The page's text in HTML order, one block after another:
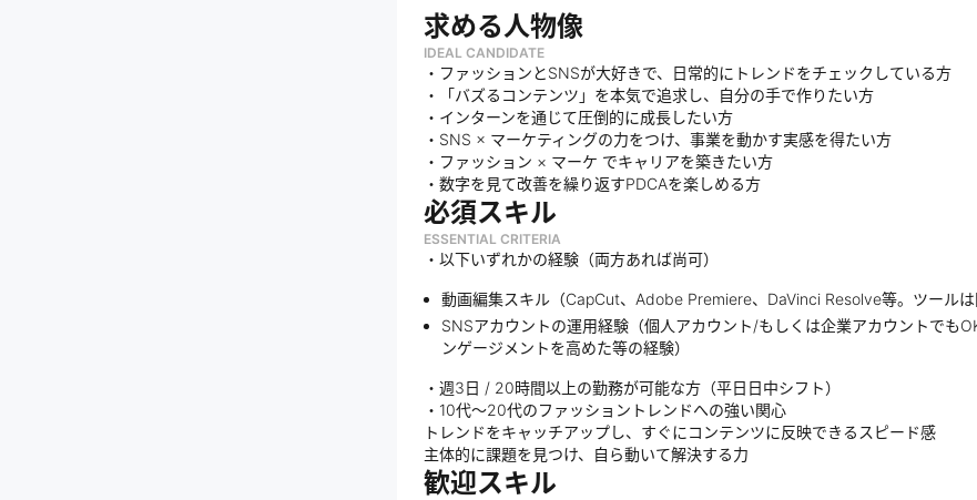
求める人物像
IDEAL CANDIDATE
・ファッションとSNSが大好きで、日常的にトレンドをチェックしている方
・「バズるコンテンツ」を本気で追求し、自分の手で作りたい方
・インターンを通じて圧倒的に成長したい方
・SNS × マーケティングの力をつけ、事業を動かす実感を得たい方
・ファッション × マーケ でキャリアを築きたい方
・数字を見て改善を繰り返すPDCAを楽しめる方
必須スキル
ESSENTIAL CRITERIA
・以下いずれかの経験（両方あれば尚可）
動画編集スキル（CapCut、Adobe Premiere、DaVinci Resolve等。ツールは
SNSアカウントの運用経験（個人アカウント/もしくは企業アカウントでも
ンゲージメントを高めた等の経験）
・週3日 / 20時間以上の勤務が可能な方（平日日中シフト）
・10代〜20代のファッショントレンドへの強い関心
トレンドをキャッチアップし、すぐにコンテンツに反映できるスピード感
主体的に課題を見つけ、自ら動いて解決する力
歓迎スキル